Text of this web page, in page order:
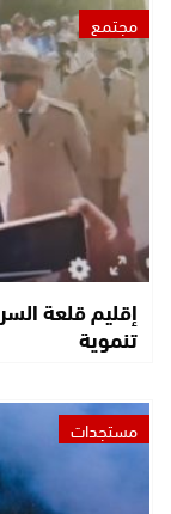
مجتمع
إقليم قلعة
تنموية
مستجدات